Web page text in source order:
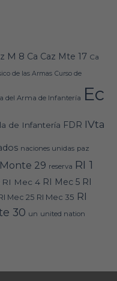
M 8 Ca Caz Mte 17 Ca
de las Armas Curso de
del Arma de Infantería Ec
de Infantería FDR IVta
naciones unidas paz
29 reserva RI 1
RI Mec 4 RI Mec 5 RI
Mec 25 RI Mec 35 RI
30 un united nation